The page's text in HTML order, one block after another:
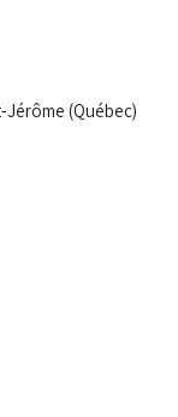
Jérôme (Québec)